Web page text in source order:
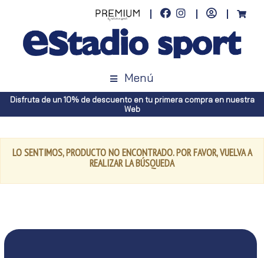
Menú
Disfruta de un 10% de descuento en tu primera compra en nuestra
Web
LO SENTIMOS, PRODUCTO NO ENCONTRADO. POR FAVOR, VUELVA A
REALIZAR LA BÚSQUEDA